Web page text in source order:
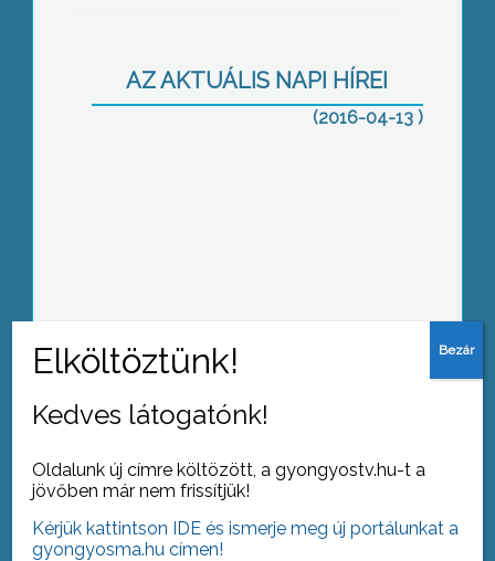
AZ AKTUÁLIS NAPI HÍREI
(2016-04-13 )
Kedves látogatónk!
Oldalunk új címre költözött, a gyongyostv.hu-t a
jövőben már nem frissítjük!
Kérjük kattintson IDE és ismerje meg új portálunkat a
gyongyosma.hu címen!